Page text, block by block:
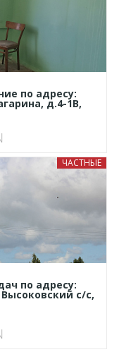
по адресу:
д.4-1В,
ЧАСТНЫЕ
по адресу:
с/с,